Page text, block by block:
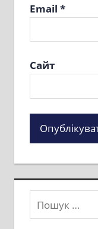
Email *
Сайт